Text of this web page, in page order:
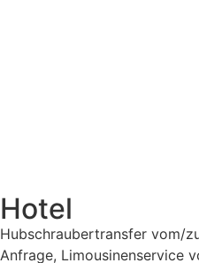
Hotel
Hubschraubertransfer vom/
Anfrage, Limousinenservice